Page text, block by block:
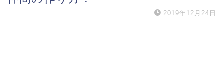
2019年12月24日